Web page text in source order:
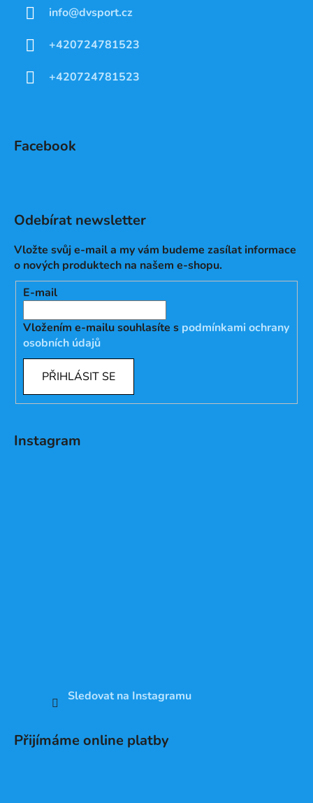
info@dvsport.cz
+420724781523
+420724781523
Facebook
Odebírat newsletter
Vložte svůj e-mail a my vám budeme zasílat informace
o nových produktech na našem e-shopu.
E-mail
Vložením e-mailu souhlasíte s podmínkami ochrany
osobních údajů
PŘIHLÁSIT SE
Instagram
Sledovat na Instagramu
Přijímáme online platby